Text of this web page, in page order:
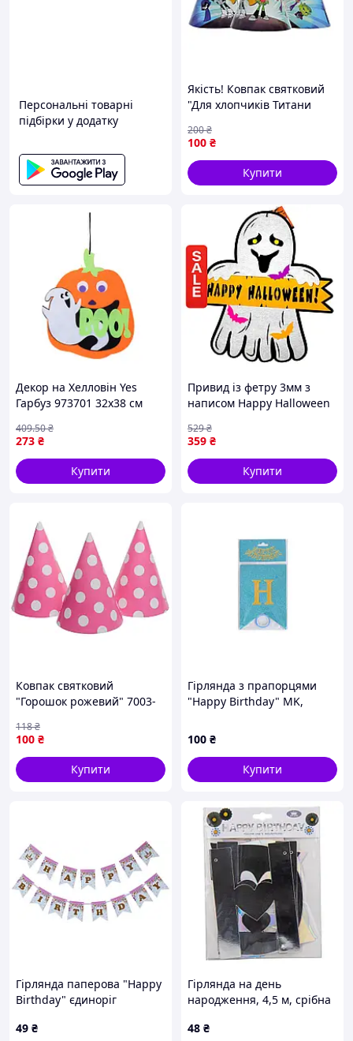
Персональні товарні
підбірки у додатку
Якість! Ковпак святковий
"Для хлопчиків Титани
упаковці 20 шт - Гарантія!
Сервіс!
100 ₴
200₴
Купити
Декор на Хелловін Yes
Гарбуз 973701 32х38 см
273 ₴
409.50₴
Купити
Привид із фетру 3мм з
написом Happy Halloween
Хелловін для скрапу
359 ₴
529₴
Купити
Ковпак святковий
"Горошок рожевий" 7003-
шт-Sara
100 ₴
118₴
Купити
Гірлянда з прапорцями
"Happy Birthday" MK,
100 ₴
Купити
Гірлянда паперова "Happy
Birthday" єдиноріг
49 ₴
Гірлянда на день
народження, 4,5 м, срібна
48 ₴